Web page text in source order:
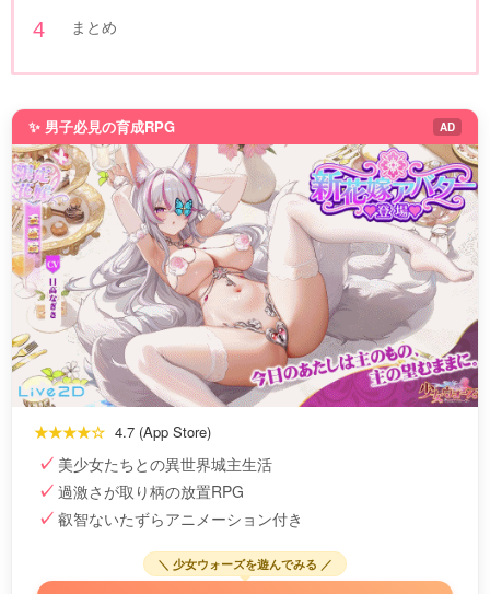
まとめ
✨ 男子必見の育成RPG AD
★★★★☆ 4.7 (App Store)
美少女たちとの異世界城主生活
過激さが取り柄の放置RPG
叡智ないたずらアニメーション付き
＼ 少女ウォーズを遊んでみる ／